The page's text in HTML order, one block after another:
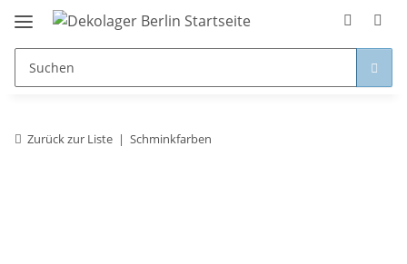
Zurück zur Liste Schminkfarben